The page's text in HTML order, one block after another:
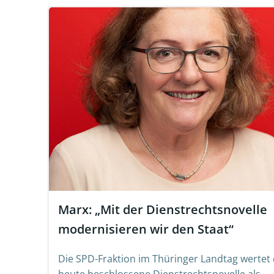
Marx: „Mit der Dienstrechtsnovelle
modernisieren wir den Staat“
Die SPD-Fraktion im Thüringer Landtag wertet